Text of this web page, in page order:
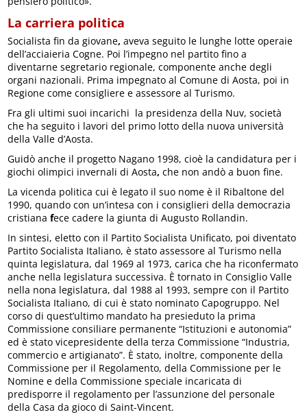
La carriera politica
Socialista fin da giovane, aveva seguito le lunghe lotte operaie
dell’acciaieria Cogne. Poi l’impegno nel partito fino a
diventarne segretario regionale, componente anche degli
organi nazionali. Prima impegnato al Comune di Aosta, poi in
Regione come consigliere e assessore al Turismo.
Fra gli ultimi suoi incarichi la presidenza della Nuv, società
che ha seguito i lavori del primo lotto della nuova università
della Valle d’Aosta.
Guidò anche il progetto Nagano 1998, cioè la candidatura per i
giochi olimpici invernali di Aosta,che non andò a buon fine.
La vicenda politica cui è legato il suo nome è il Ribaltone del
1990, quando con un’intesa con i consiglieri della democrazia
cristianafece cadere la giunta di Augusto Rollandin.
In sintesi, eletto con il Partito Socialista Unificato, poi diventato
Partito Socialista Italiano, è stato assessore al Turismo nella
quinta legislatura, dal 1969 al 1973, carica che ha riconfermato
anche nella legislatura successiva. È tornato in Consiglio Valle
nella nona legislatura, dal 1988 al 1993, sempre con il Partito
Socialista Italiano, di cui è stato nominato Capogruppo. Nel
corso di quest’ultimo mandato ha presieduto la prima
Commissione consiliare permanente “Istituzioni e autonomia”
ed è stato vicepresidente della terza Commissione “Industria,
commercio e artigianato”. È stato, inoltre, componente della
Commissione per il Regolamento, della Commissione per le
Nomine e della Commissione speciale incaricata di
predisporre il regolamento per l’assunzione del personale
della Casa da gioco di Saint-Vincent.